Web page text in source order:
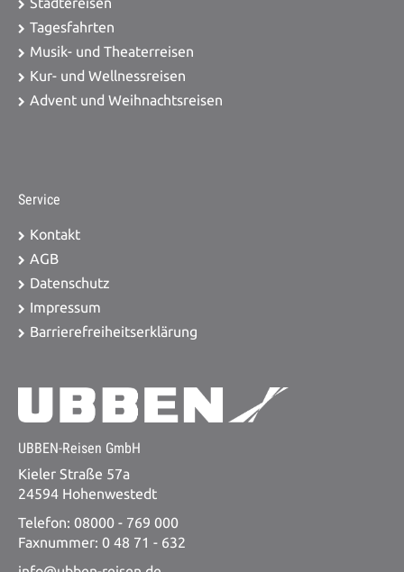
Städtereisen
Tagesfahrten
Musik- und Theaterreisen
Kur- und Wellnessreisen
Advent und Weihnachtsreisen
Service
Kontakt
AGB
Datenschutz
Impressum
Barrierefreiheitserklärung
UBBEN-Reisen GmbH
Kieler Straße 57a
24594 Hohenwestedt
Telefon: 08000 - 769 000
Faxnummer: 0 48 71 - 632